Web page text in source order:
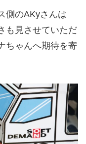
側のAKyさんは
も見させていただ
ちゃんへ期待を寄